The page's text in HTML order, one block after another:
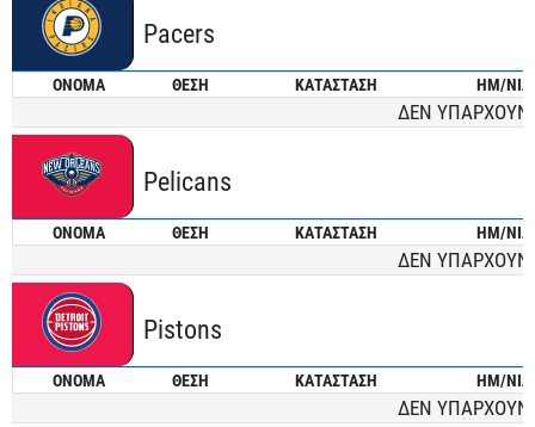
Pacers
ONOMA ΘΕΣΗ ΚΑΤΑΣΤΑΣΗ ΗΜ/ΝΙΑ
ΔΕΝ ΥΠΑΡΧΟΥΝ
Pelicans
ONOMA ΘΕΣΗ ΚΑΤΑΣΤΑΣΗ ΗΜ/ΝΙΑ
ΔΕΝ ΥΠΑΡΧΟΥΝ
Pistons
ONOMA ΘΕΣΗ ΚΑΤΑΣΤΑΣΗ ΗΜ/ΝΙΑ
ΔΕΝ ΥΠΑΡΧΟΥΝ